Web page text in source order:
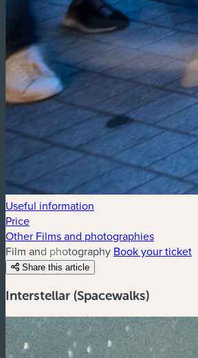
Useful information
Price
Other Films and photographies
Film and photography Book your ticket
Share this article
Interstellar (Spacewalks)